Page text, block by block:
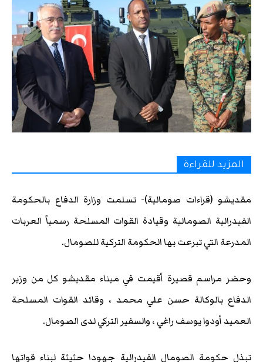
المزيد للقراءة
مقديشو (قراءات صومالية)- تسلمت وزارة الدفاع بالحكومة
الفيدرالية الصومالية وقيادة القوات المسلحة رسمياً العربات
المدرعة التي تبرعت بها الحكومة التركية للصومال.
وحضر مراسم قصيرة أقيمت في ميناء مقديشو كل من وزير
الدفاع بالوكالة حسن علي محمد ، وقائد القوات المسلحة
العميد أودوا يوسف راغي ، والسفير التركي لدى الصومال.
تبذل حكومة الصومال الفيدرالية جهودا حثيثة لبناء قواتها